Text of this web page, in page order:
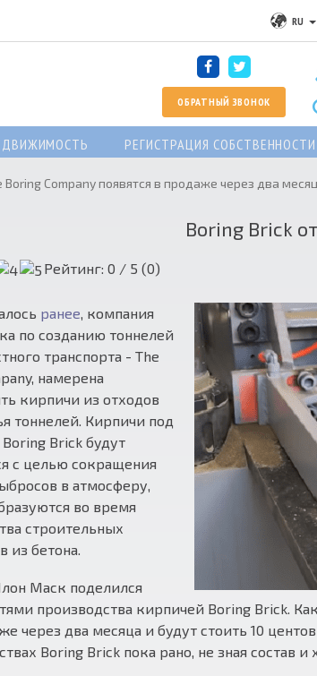
RU
ОБРАТНЫЙ ЗВОНОК
РЕГИСТРАЦИЯ СОБСТВЕННОСТИ
Boring Company появятся в продаже через два
Boring Brick
Рейтинг: 0 / 5 (0)
ранее, компания
по созданию тоннелей
транспорта - The
намерена
кирпичи из отходов
тоннелей. Кирпичи под
Brick будут
с целью сокращения
в атмосферу,
во время
строительных
из бетона.
Маск поделился
производства кирпичей Boring Brick.
через два месяца и будут стоить 10
Boring Brick пока рано, не зная состав и